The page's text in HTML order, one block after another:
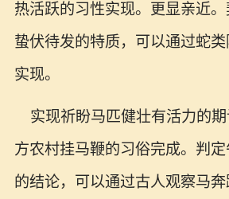
热活跃的习性实现。更显亲近。
蛰伏待发的特质，可以通过蛇
实现。
实现祈盼马匹健壮有活力的
方农村挂马鞭的习俗完成。判
的结论，可以通过古人观察马奔